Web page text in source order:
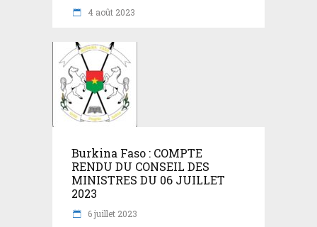
4 août 2023
Burkina Faso : COMPTE
RENDU DU CONSEIL DES
MINISTRES DU 06 JUILLET
2023
6 juillet 2023